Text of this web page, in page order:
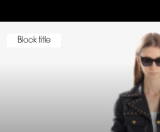
Block title